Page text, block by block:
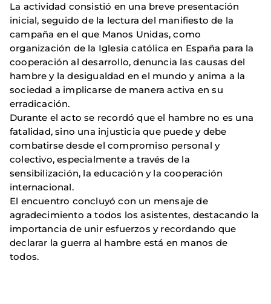
La actividad consistió en una breve presentación
inicial, seguido de la lectura del manifiesto de la
campaña en el que Manos Unidas, como
organización de la Iglesia católica en España para la
cooperación al desarrollo, denuncia las causas del
hambre y la desigualdad en el mundo y anima a la
sociedad a implicarse de manera activa en su
erradicación.
Durante el acto se recordó que el hambre no es una
fatalidad, sino una injusticia que puede y debe
combatirse desde el compromiso personal y
colectivo, especialmente a través de la
sensibilización, la educación y la cooperación
internacional.
El encuentro concluyó con un mensaje de
agradecimiento a todos los asistentes, destacando la
importancia de unir esfuerzos y recordando que
declarar la guerra al hambre está en manos de
todos.